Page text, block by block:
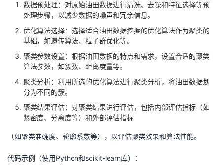
注
学
堂
我
的
我
Programs
持
我
的
技
我
的
数据预处理：对原始油田数据进行清洗、去噪和特征选择等预
处理步骤，以减少数据的噪声和冗余信息。
优化算法选择：选择适合油田数据挖掘的优化算法作为聚类的
基础，如遗传算法、粒子群优化等。
聚类参数设置：根据油田数据的特点和需求，设置合适的聚类
算法参数，如簇数、距离度量等。
聚类分析：利用所选的优化算法进行聚类分析，将油田数据划
分为不同的簇。
聚类结果评估：对聚类结果进行评估，包括内部评估指标（如
紧密度、分离度等）和外部评估指标
（如聚类准确度、轮廓系数等），以评估聚类效果和算法性能。
代码示例（使用Python和scikit-learn库）：